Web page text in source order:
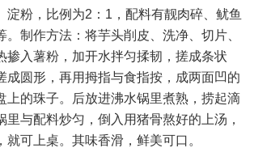
淀粉，比例为2：1，配料有靓肉碎、鱿鱼
。制作方法：将芋头削皮、洗净、切片、
掺入薯粉，加开水拌匀揉韧，搓成条状
成圆形，再用拇指与食指按，成两面凹的
上的珠子。后放进沸水锅里煮熟，捞起滴
里与配料炒匀，倒入用猪骨熬好的上汤，
就可上桌。其味香滑，鲜美可口。